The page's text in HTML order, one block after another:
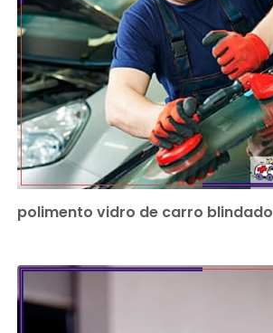
polimento vidro de carro blindado